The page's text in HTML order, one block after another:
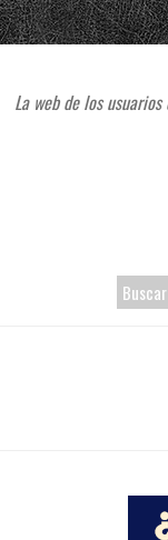
La web de los
B